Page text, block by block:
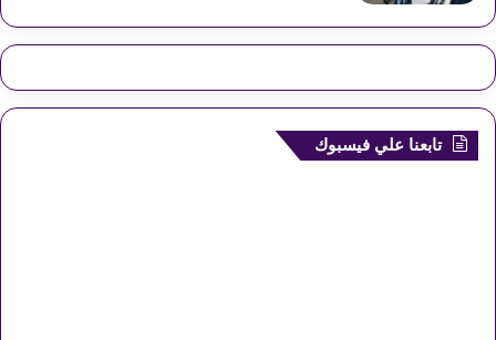
تابعنا علي فيسبوك